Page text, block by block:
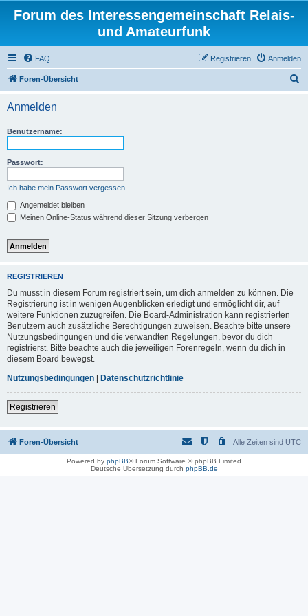
Forum des Interessengemeinschaft Relais-
und Amateurfunk
FAQ Anmelden
Registrieren
Foren-Übersicht
Anmelden
Benutzername:
Passwort:
Ich habe mein Passwort vergessen
Angemeldet bleiben
Meinen Online-Status während dieser Sitzung verbergen
REGISTRIEREN
Du musst in diesem Forum registriert sein, um dich anmelden zu können. Die
Registrierung ist in wenigen Augenblicken erledigt und ermöglicht dir, auf
weitere Funktionen zuzugreifen. Die Board-Administration kann registrierten
Benutzern auch zusätzliche Berechtigungen zuweisen. Beachte bitte unsere
Nutzungsbedingungen und die verwandten Regelungen, bevor du dich
registrierst. Bitte beachte auch die jeweiligen Forenregeln, wenn du dich in
diesem Board bewegst.
Nutzungsbedingungen | Datenschutzrichtlinie
Registrieren
Foren-Übersicht Alle Zeiten sind UTC
Powered by phpBB® Forum Software © phpBB Limited
Deutsche Übersetzung durch phpBB.de